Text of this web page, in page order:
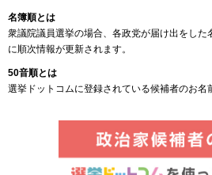
名簿順とは
衆議院議員選挙の場合、各政党が届け出をした
に順次情報が更新されます。
50音順とは
選挙ドットコムに登録されている候補者のお名